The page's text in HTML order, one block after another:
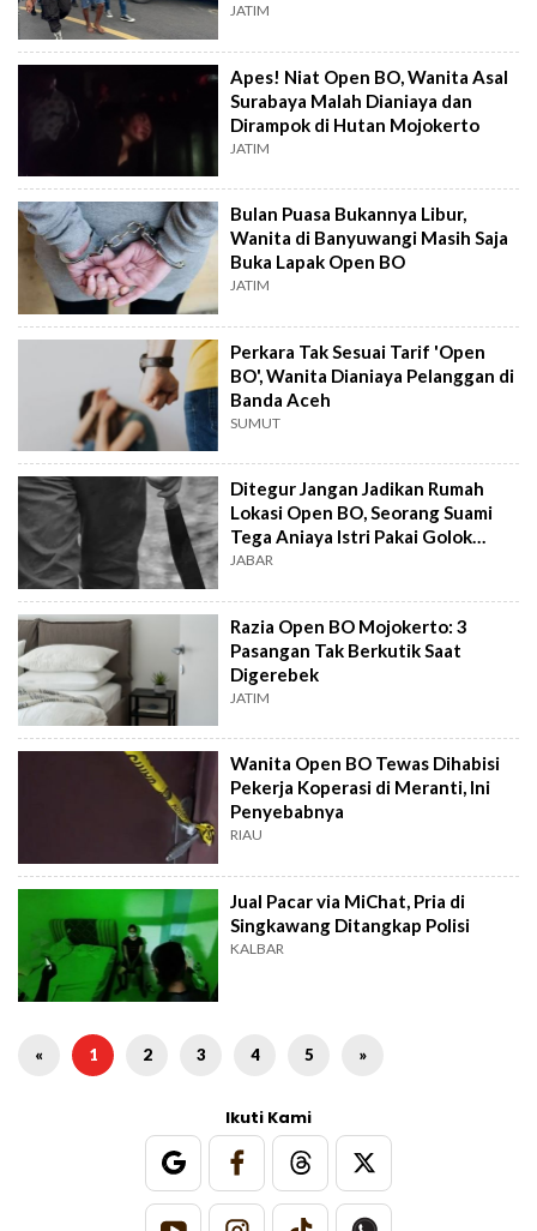
JATIM
Apes! Niat Open BO, Wanita Asal
Surabaya Malah Dianiaya dan
Dirampok di Hutan Mojokerto
JATIM
Bulan Puasa Bukannya Libur,
Wanita di Banyuwangi Masih Saja
Buka Lapak Open BO
JATIM
Perkara Tak Sesuai Tarif 'Open
BO', Wanita Dianiaya Pelanggan di
Banda Aceh
SUMUT
Ditegur Jangan Jadikan Rumah
Lokasi Open BO, Seorang Suami
Tega Aniaya Istri Pakai Golok
Hingga Sekarat
JABAR
Razia Open BO Mojokerto: 3
Pasangan Tak Berkutik Saat
Digerebek
JATIM
Wanita Open BO Tewas Dihabisi
Pekerja Koperasi di Meranti, Ini
Penyebabnya
RIAU
Jual Pacar via MiChat, Pria di
Singkawang Ditangkap Polisi
KALBAR
« 1 2 3 4 5 »
Ikuti Kami